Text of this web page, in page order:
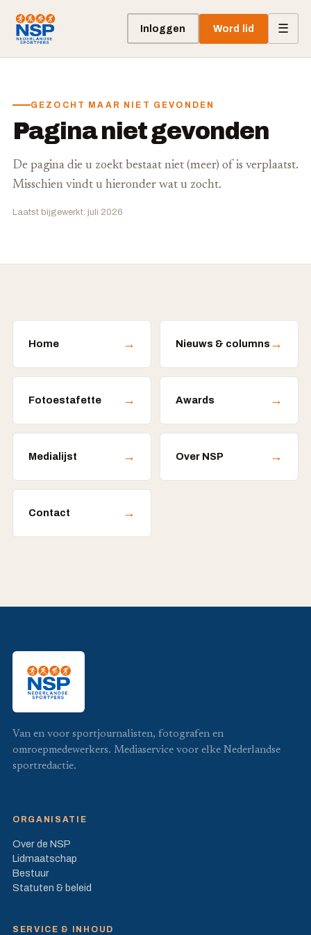
Inloggen Word lid ☰
GEZOCHT MAAR NIET GEVONDEN
Pagina niet gevonden
De pagina die u zoekt bestaat niet (meer) of is verplaatst.
Misschien vindt u hieronder wat u zocht.
Laatst bijgewerkt: juli 2026
Home → Nieuws & columns →
Fotoestafette → Awards →
Medialijst → Over NSP →
Contact →
Van en voor sportjournalisten, fotografen en
omroepmedewerkers. Mediaservice voor elke Nederlandse
sportredactie.
ORGANISATIE
Over de NSP
Lidmaatschap
Bestuur
Statuten & beleid
SERVICE & INHOUD